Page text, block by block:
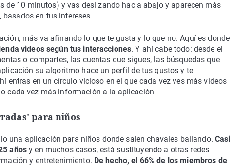
de 10 minutos) y vas deslizando hacia abajo y aparecen más
en tus intereses.
más va afinando lo que te gusta y lo que no. Aquí es donde
videos según tus interacciones. Y ahí cabe todo: desde el
o compartes, las cuentas que sigues, las búsquedas que
su algoritmo hace un perfil de tus gustos y te
entras en un círculo vicioso en el que cada vez ves más videos
cada vez más información a la aplicación.
para niños
una aplicación para niños donde salen chavales bailando. Casi
añosy en muchos casos, está sustituyendo a otras redes
y entretenimiento. De hecho, el 66% de los miembros de